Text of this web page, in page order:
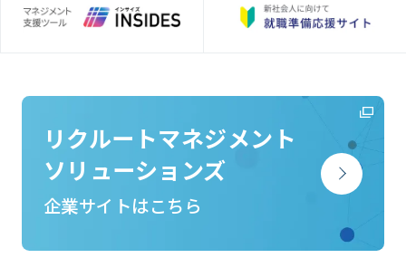
リクルートマネジメント
ソリューションズ
企業サイトはこちら